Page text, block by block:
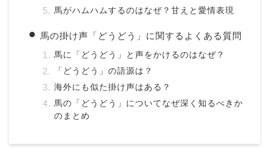
馬がハムハムするのはなぜ？甘えと愛情表現
馬の掛け声「どうどう」に関するよくある質問
馬に「どうどう」と声をかけるのはなぜ？
「どうどう」の語源は？
海外にも似た掛け声はある？
馬の「どうどう」についてなぜ深く知るべきか
のまとめ